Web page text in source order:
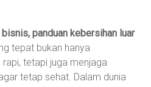
panduan kebersihan luar
tepat bukan hanya
tetapi juga menjaga
tetap sehat. Dalam dunia